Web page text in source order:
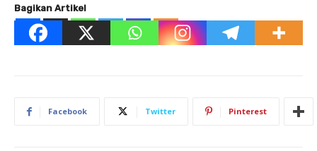
Bagikan Artikel
Facebook Twitter Pinterest